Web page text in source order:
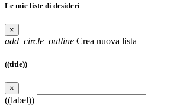
Le mie liste di desideri
×
add_circle_outline Crea nuova lista
((title))
×
((label))